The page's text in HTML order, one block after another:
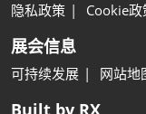
隐私政策 Cookie政
展会信息
可持续发展 网站地